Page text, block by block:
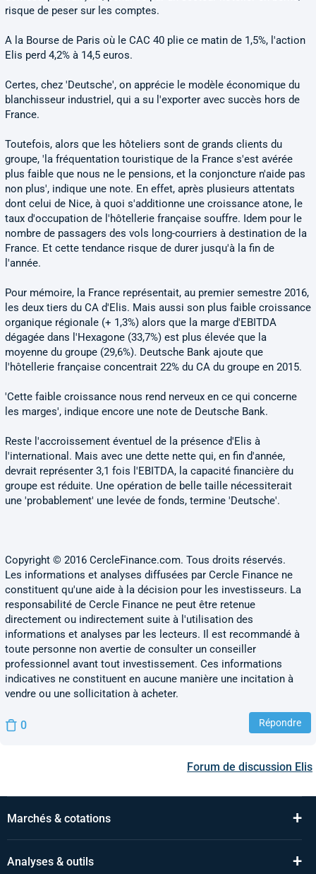
risque de peser sur les comptes.
A la Bourse de Paris où le CAC 40 plie ce matin de 1,5%, l'action
Elis perd 4,2% à 14,5 euros.
Certes, chez 'Deutsche', on apprécie le modèle économique du
blanchisseur industriel, qui a su l'exporter avec succès hors de
France.
Toutefois, alors que les hôteliers sont de grands clients du
groupe, 'la fréquentation touristique de la France s'est avérée
plus faible que nous ne le pensions, et la conjoncture n'aide pas
non plus', indique une note. En effet, après plusieurs attentats
dont celui de Nice, à quoi s'additionne une croissance atone, le
taux d'occupation de l'hôtellerie française souffre. Idem pour le
nombre de passagers des vols long-courriers à destination de la
France. Et cette tendance risque de durer jusqu'à la fin de
l'année.
Pour mémoire, la France représentait, au premier semestre 2016,
les deux tiers du CA d'Elis. Mais aussi son plus faible croissance
organique régionale (+ 1,3%) alors que la marge d'EBITDA
dégagée dans l'Hexagone (33,7%) est plus élevée que la
moyenne du groupe (29,6%). Deutsche Bank ajoute que
l'hôtellerie française concentrait 22% du CA du groupe en 2015.
'Cette faible croissance nous rend nerveux en ce qui concerne
les marges', indique encore une note de Deutsche Bank.
Reste l'accroissement éventuel de la présence d'Elis à
l'international. Mais avec une dette nette qui, en fin d'année,
devrait représenter 3,1 fois l'EBITDA, la capacité financière du
groupe est réduite. Une opération de belle taille nécessiterait
une 'probablement' une levée de fonds, termine 'Deutsche'.
Copyright © 2016 CercleFinance.com. Tous droits réservés.
Les informations et analyses diffusées par Cercle Finance ne
constituent qu'une aide à la décision pour les investisseurs. La
responsabilité de Cercle Finance ne peut être retenue
directement ou indirectement suite à l'utilisation des
informations et analyses par les lecteurs. Il est recommandé à
toute personne non avertie de consulter un conseiller
professionnel avant tout investissement. Ces informations
indicatives ne constituent en aucune manière une incitation à
vendre ou une sollicitation à acheter.
0 Répondre
Forum de discussion Elis
Marchés & cotations +
Analyses & outils +